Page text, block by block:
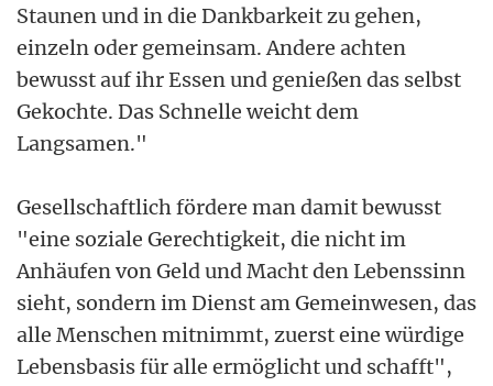
Staunen und in die Dankbarkeit zu gehen,
einzeln oder gemeinsam. Andere achten
bewusst auf ihr Essen und genießen das selbst
Gekochte. Das Schnelle weicht dem
Langsamen."
Gesellschaftlich fördere man damit bewusst
"eine soziale Gerechtigkeit, die nicht im
Anhäufen von Geld und Macht den Lebenssinn
sieht, sondern im Dienst am Gemeinwesen, das
alle Menschen mitnimmt, zuerst eine würdige
Lebensbasis für alle ermöglicht und schafft",